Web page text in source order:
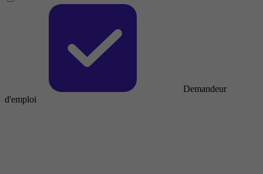
Demandeur
d'emploi